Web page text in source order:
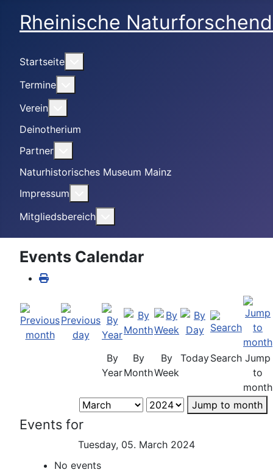
Rheinische
Startseite
Termine
Verein
Deinotherium
Partner
Naturhistorisches Museum Mainz
Impressum
Mitgliedsbereich
Events Calendar
By
Year
By
Month
By
Week
TodaySearch Jump
to
month
Jump to month
Events for
Tuesday, 05. March 2024
No events